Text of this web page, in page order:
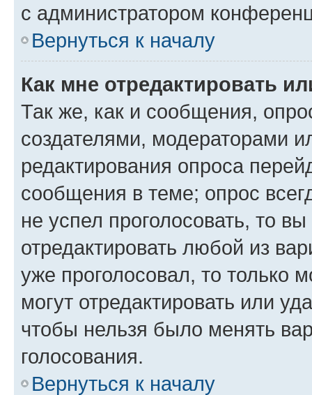
с администратором
Вернуться к началу
Как мне отредактировать
Так же, как и сообщения,
создателями, модераторами
редактирования опроса
сообщения в теме; опрос
не успел проголосовать, то
отредактировать любой из
уже проголосовал, то только
могут отредактировать или
чтобы нельзя было менять
голосования.
Вернуться к началу